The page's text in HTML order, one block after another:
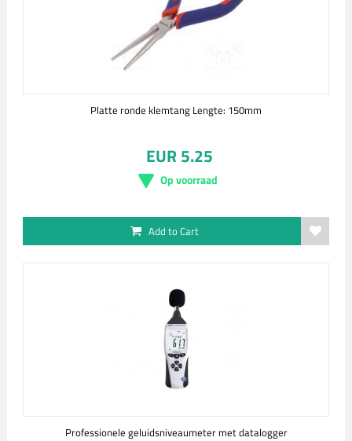
Platte ronde klemtang Lengte: 150mm
EUR 5.25
Op voorraad
Add to Cart
Professionele geluidsniveaumeter met datalogger